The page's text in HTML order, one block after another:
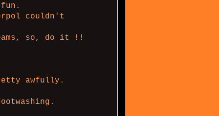
couldn't
so, do it !!
awfully.